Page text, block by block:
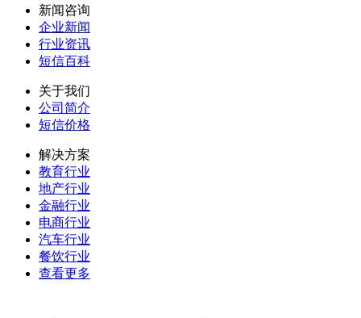
新闻咨询
企业新闻
行业资讯
短信百科
关于我们
公司简介
短信价格
解决方案
教育行业
地产行业
金融行业
电商行业
汽车行业
餐饮行业
查看更多